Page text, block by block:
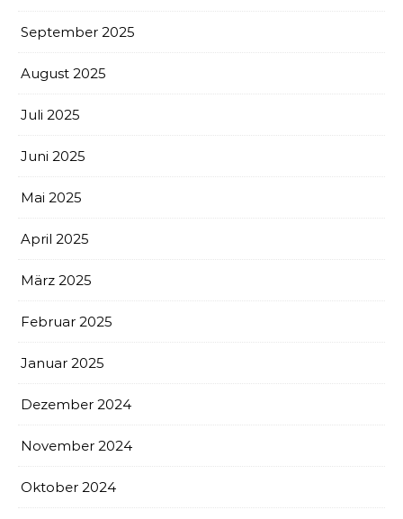
September 2025
August 2025
Juli 2025
Juni 2025
Mai 2025
April 2025
März 2025
Februar 2025
Januar 2025
Dezember 2024
November 2024
Oktober 2024